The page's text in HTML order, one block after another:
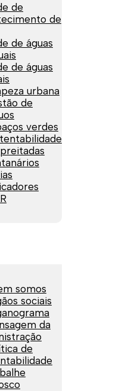
de
de
de águas
de águas
urbana
de
verdes
somos
sociais
da
de